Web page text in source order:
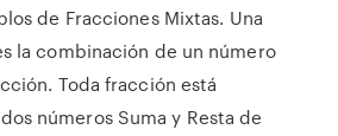
de Fracciones Mixtas. Una
la combinación de un número
Toda fracción está
números Suma y Resta de